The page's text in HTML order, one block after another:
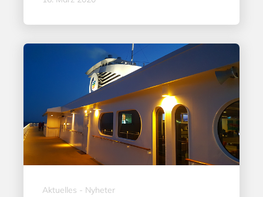
Aktuelles - Nyheter